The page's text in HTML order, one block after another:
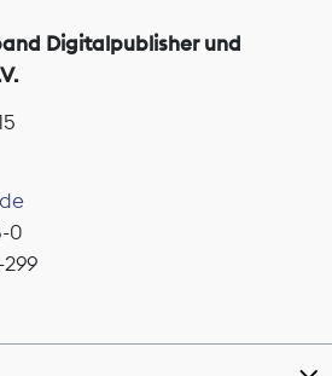
Digitalpublisher und
0
299